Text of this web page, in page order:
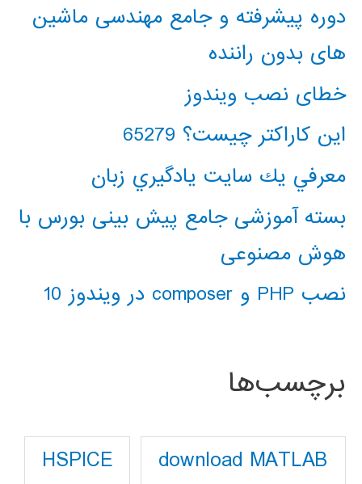
دوره پیشرفته و جامع مهندسی ماشین
های بدون راننده
خطای نصب ویندوز
این کاراکتر چیست؟ 65279
معرفي يك سايت يادگيري زبان
بسته آموزشی جامع پیش بینی بورس با
هوش مصنوعی
نصب PHP و composer در ویندوز 10
برچسب‌ها
download MATLAB
HSPICE